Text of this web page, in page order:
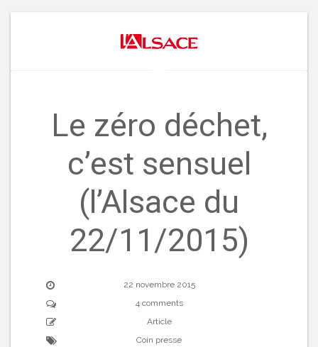
Le zéro déchet,
c’est sensuel
(l’Alsace du
22/11/2015)
22 novembre 2015
4 comments
Article
Coin presse